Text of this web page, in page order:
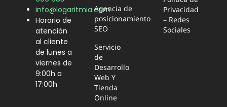
info@logaritmia.com
Horario de
atención
al cliente
de lunes a
viernes de
9:00h a
17:00h
Agencia de
posicionamiento
SEO
Servicio
de
Desarrollo
Web Y
Tienda
Online
Privacidad
– Redes
Sociales